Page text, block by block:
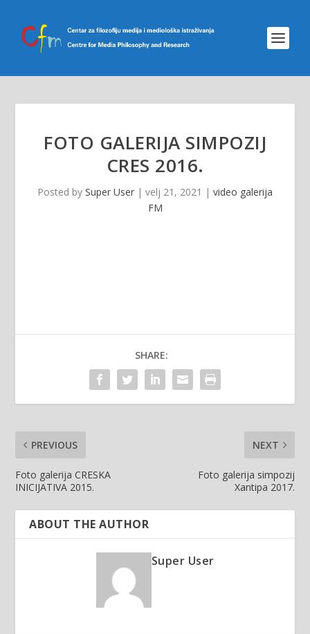
FOTO GALERIJA SIMPOZIJ
CRES 2016.
Posted by Super User | velj 21, 2021 | video galerija
FM
SHARE:
PREVIOUS
Foto galerija CRESKA
INICIJATIVA 2015.
NEXT
Foto galerija simpozij
Xantipa 2017.
ABOUT THE AUTHOR
Super User